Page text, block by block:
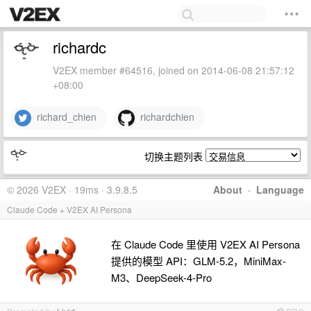
richardc
V2EX member #64516, joined on 2014-06-08 21:57:12
+08:00
richard_chien richardchien
切换主题列表
About · Language
© 2026 V2EX · 19ms · 3.9.8.5
Claude Code + V2EX AI Persona
在 Claude Code 里使用 V2EX AI Persona
提供的模型 API：GLM-5.2，MiniMax-
M3、DeepSeek-4-Pro